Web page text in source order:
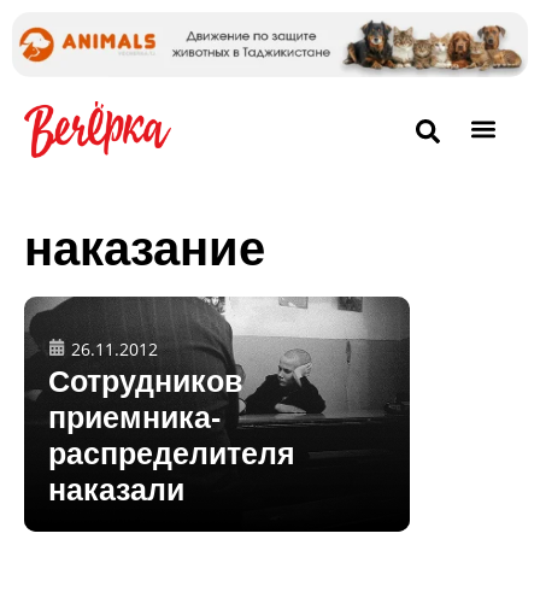
наказание
26.11.2012
Сотрудников
приемника-
распределителя
наказали